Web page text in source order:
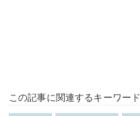
この記事に関連するキーワード